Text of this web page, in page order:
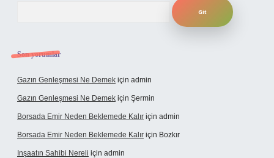
Son yorumlar
Gazın Genleşmesi Ne Demek için admin
Gazın Genleşmesi Ne Demek için Şermin
Borsada Emir Neden Beklemede Kalır için admin
Borsada Emir Neden Beklemede Kalır için Bozkır
Inşaatın Sahibi Nereli için admin